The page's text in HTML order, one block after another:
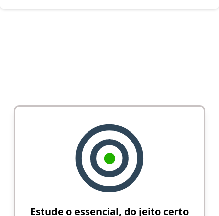
Estude o essencial, do jeito certo